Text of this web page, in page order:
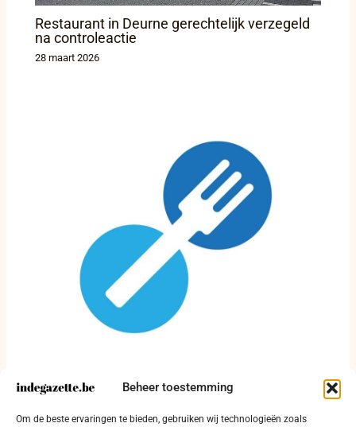
Beheer toestemming
Om de beste ervaringen te bieden, gebruiken wij technologieën zoals
Restaurant in Deurne gerechtelijk verzegeld
na controleactie
28 maart 2026
Federaal Agentschap voor de Veiligheid van
de Voedselketen (FAVV) stapt over op